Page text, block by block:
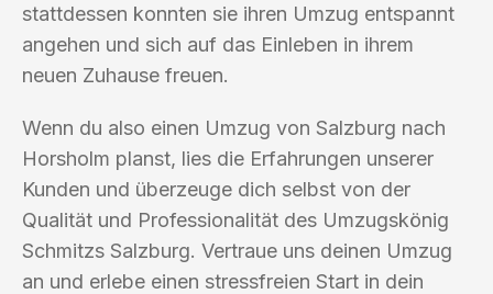
stattdessen konnten sie ihren Umzug entspannt
angehen und sich auf das Einleben in ihrem
neuen Zuhause freuen.
Wenn du also einen Umzug von Salzburg nach
Horsholm planst, lies die Erfahrungen unserer
Kunden und überzeuge dich selbst von der
Qualität und Professionalität des Umzugskönig
Schmitzs Salzburg. Vertraue uns deinen Umzug
an und erlebe einen stressfreien Start in dein